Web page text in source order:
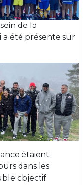
de la
a été présente sur
étaient
dans les
objectif